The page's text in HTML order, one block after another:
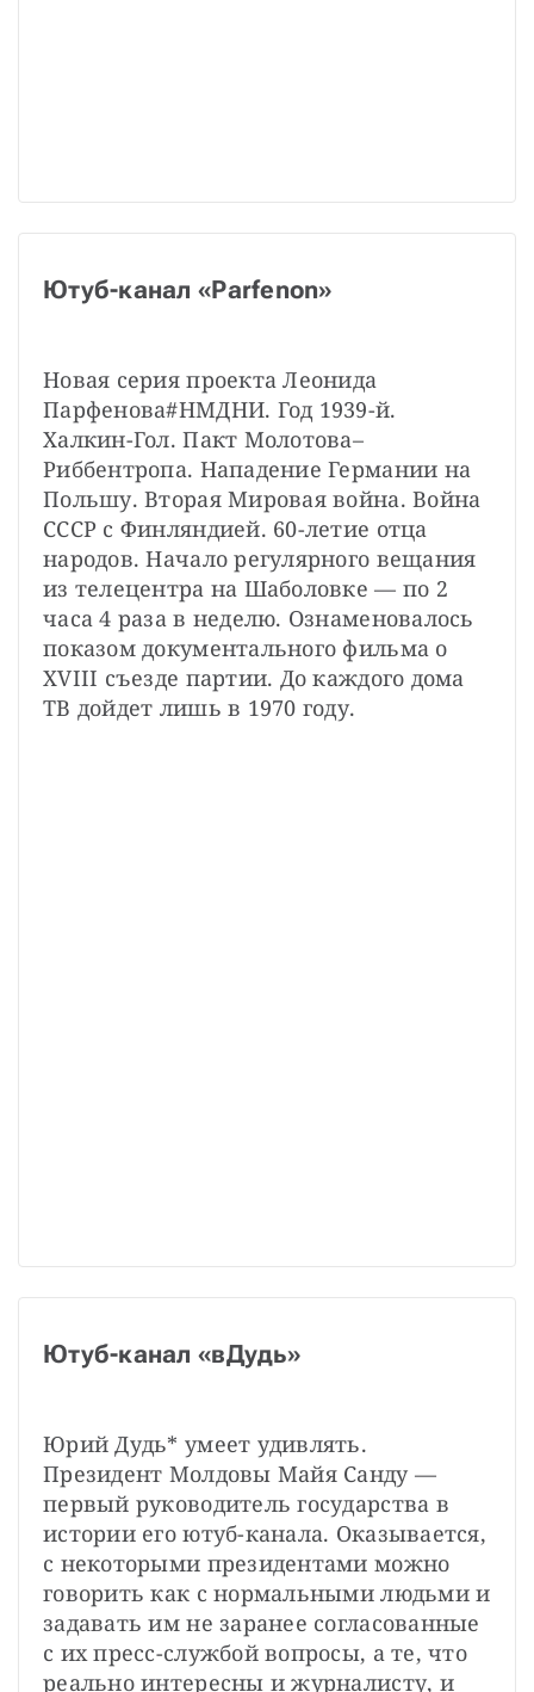
Ютуб-канал «Parfenon»
Новая серия проекта Леонида
Парфенова#НМДНИ. Год 1939-й.
Халкин-Гол. Пакт Молотова–
Риббентропа. Нападение Германии на
Польшу. Вторая Мировая война. Война
СССР с Финляндией. 60-летие отца
народов. Начало регулярного вещания
из телецентра на Шаболовке — по 2
часа 4 раза в неделю. Ознаменовалось
показом документального фильма о
XVIII съезде партии. До каждого дома
ТВ дойдет лишь в 1970 году.
Ютуб-канал «вДудь»
Юрий Дудь* умеет удивлять.
Президент Молдовы Майя Санду —
первый руководитель государства в
истории его ютуб-канала. Оказывается,
с некоторыми президентами можно
говорить как с нормальными людьми и
задавать им не заранее согласованные
с их пресс-службой вопросы, а те, что
реально интересны и журналисту, и